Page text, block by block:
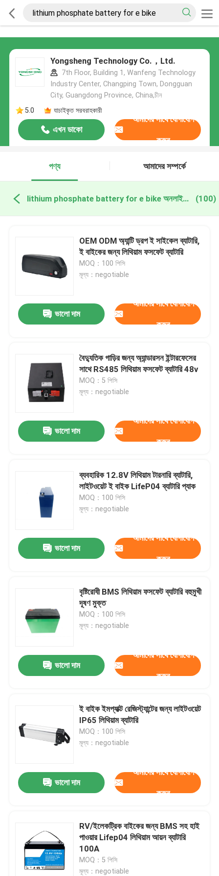
Yongsheng Technology Co.，Ltd.
7th Floor, Building 1, Wanfeng Technology
Industry Center, Changping Town, Dongguan
City, Guangdong Province, China,চীন
5.0
যাচাইকৃত সরবরাহকারী
এখন ডাকো
আমাদের সাথে যোগাযোগ
করুন
পণ্য আমাদের সম্পর্কে
lithium phosphate battery for e bike অনলাইন উত্পাদন (100)
OEM ODM অ্যান্টি ড্রপ ই সাইকেল ব্যাটারি,
ই বাইকের জন্য লিথিয়াম ফসফেট ব্যাটারি
MOQ：100 পিসি
মূল্য：negotiable
ভালো দাম
আমাদের সাথে যোগাযোগ
করুন
বৈদ্যুতিক গাড়ির জন্য অ্যান্ডারসন ইন্টারফেসের
সাথে RS485 লিথিয়াম ফসফেট ব্যাটারি 48v
MOQ：5 পিসি
মূল্য：negotiable
ভালো দাম
আমাদের সাথে যোগাযোগ
করুন
ব্যবহারিক 12.8V লিথিয়াম টারনারি ব্যাটারি,
লাইটওয়েট ই বাইক LifeP04 ব্যাটারি প্যাক
MOQ：100 পিসি
মূল্য：negotiable
ভালো দাম
আমাদের সাথে যোগাযোগ
করুন
বৃষ্টিরোধী BMS লিথিয়াম ফসফেট ব্যাটারি বহুমুখী
দূষণ মুক্ত
MOQ：100 পিসি
মূল্য：negotiable
ভালো দাম
আমাদের সাথে যোগাযোগ
করুন
ই বাইক ইমপ্যাক্ট রেজিস্ট্যান্টের জন্য লাইটওয়েট
IP65 লিথিয়াম ব্যাটারি
MOQ：100 পিসি
মূল্য：negotiable
ভালো দাম
আমাদের সাথে যোগাযোগ
করুন
RV/ইলেকট্রিক বাইকের জন্য BMS সহ হাই
পাওয়ার Lifep04 লিথিয়াম আয়ন ব্যাটারি
100A
MOQ：5 পিসি
মূল্য：negotiable